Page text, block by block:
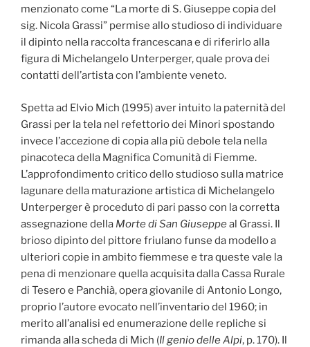
menzionato come “La morte di S. Giuseppe copia del
sig. Nicola Grassi” permise allo studioso di individuare
il dipinto nella raccolta francescana e di riferirlo alla
figura di Michelangelo Unterperger, quale prova dei
contatti dell’artista con l’ambiente veneto.
Spetta ad Elvio Mich (1995) aver intuito la paternità del
Grassi per la tela nel refettorio dei Minori spostando
invece l’accezione di copia alla più debole tela nella
pinacoteca della Magnifica Comunità di Fiemme.
L’approfondimento critico dello studioso sulla matrice
lagunare della maturazione artistica di Michelangelo
Unterperger è proceduto di pari passo con la corretta
assegnazione della Morte di San Giuseppeal Grassi. Il
brioso dipinto del pittore friulano funse da modello a
ulteriori copie in ambito fiemmese e tra queste vale la
pena di menzionare quella acquisita dalla Cassa Rurale
di Tesero e Panchià, opera giovanile di Antonio Longo,
proprio l’autore evocato nell’inventario del 1960; in
merito all’analisi ed enumerazione delle repliche si
rimanda alla scheda di Mich (Il genio delle Alpi, p. 170). Il